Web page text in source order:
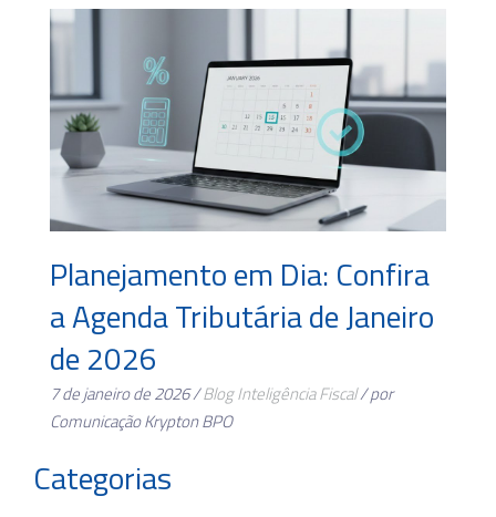
Planejamento em Dia: Confira
a Agenda Tributária de Janeiro
de 2026
7 de janeiro de 2026 /BlogInteligência Fiscal/ por
Comunicação Krypton BPO
Categorias